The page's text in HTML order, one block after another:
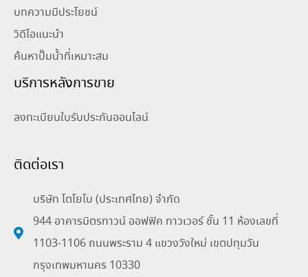
บทความมีประโยชน์
วิดีโอแนะนำ
ค้นหาปั๊มน้ำที่เหมาะสม
บริการหลังการขาย
ลงทะเบียนใบรับประกันออนไลน์
ติดต่อเรา
บริษัท โตโยโบ (ประเทศไทย) จำกัด
944 อาคารมิตรทาวน์ ออฟฟิค ทาวเวอร์ ชั้น 11 ห้องเลขที่
1103-1106 ถนนพระราม 4 แขวงวังใหม่ เขตปทุมวัน
กรุงเทพมหานคร 10330